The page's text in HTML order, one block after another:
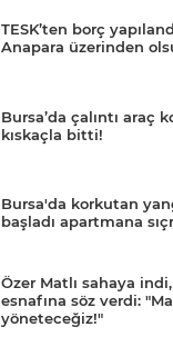
TESK’ten borç
Anapara üzerinden
Bursa’da çalıntı araç
kıskaçla bitti!
Bursa'da korkutan
başladı apartmana
Özer Matlı sahaya indi,
esnafına söz verdi:
yöneteceğiz!"